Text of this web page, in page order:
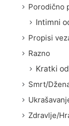
Porodično
Intimni
Propisi
Razno
Kratki
Smrt/
Zdravlje/